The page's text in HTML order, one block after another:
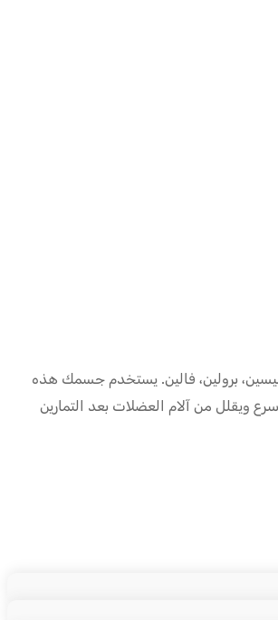
ليسين، برولين، فالين. يستخدم جسمك هذه
ويقلل من آلام العضلات بعد التمارين